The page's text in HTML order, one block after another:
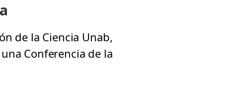
de la Ciencia Unab,
Conferencia de la